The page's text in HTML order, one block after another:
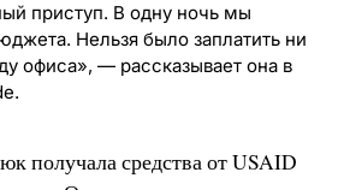
приступ. В одну ночь мы
Нельзя было заплатить ни
офиса», — рассказывает она в
получала средства от USAID